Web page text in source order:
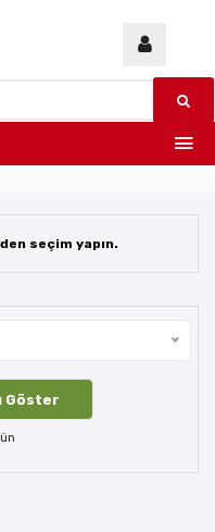
seçim yapın.
Göster